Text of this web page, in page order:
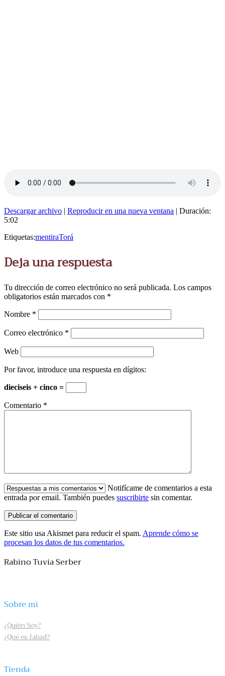
Descargar archivo | Reproducir en una nueva ventana | Duración:
5:02
Etiquetas:mentiraTorá
Deja una respuesta
Tu dirección de correo electrónico no será publicada. Los campos
obligatorios están marcados con *
Nombre *
Correo electrónico *
Web
Por favor, introduce una respuesta en dígitos:
dieciseis + cinco =
Comentario *
Notifícame de comentarios a esta
entrada por email. También puedes suscribirte sin comentar.
Este sitio usa Akismet para reducir el spam. Aprende cómo se
procesan los datos de tus comentarios.
Rabino Tuvia Serber
Sobre mi
¿Quién Soy?
¿Qué es Jabad?
Tienda